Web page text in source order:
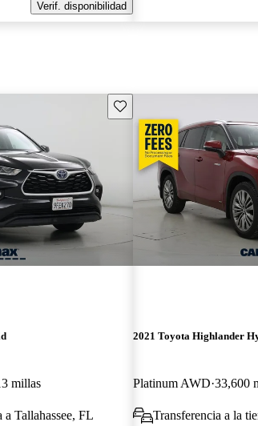
Verif. disponibilidad
Guarda este Aviso
millas
a Tallahassee, FL
2021 Toyota Highlander
Platinum AWD 33,600
Transferencia a la